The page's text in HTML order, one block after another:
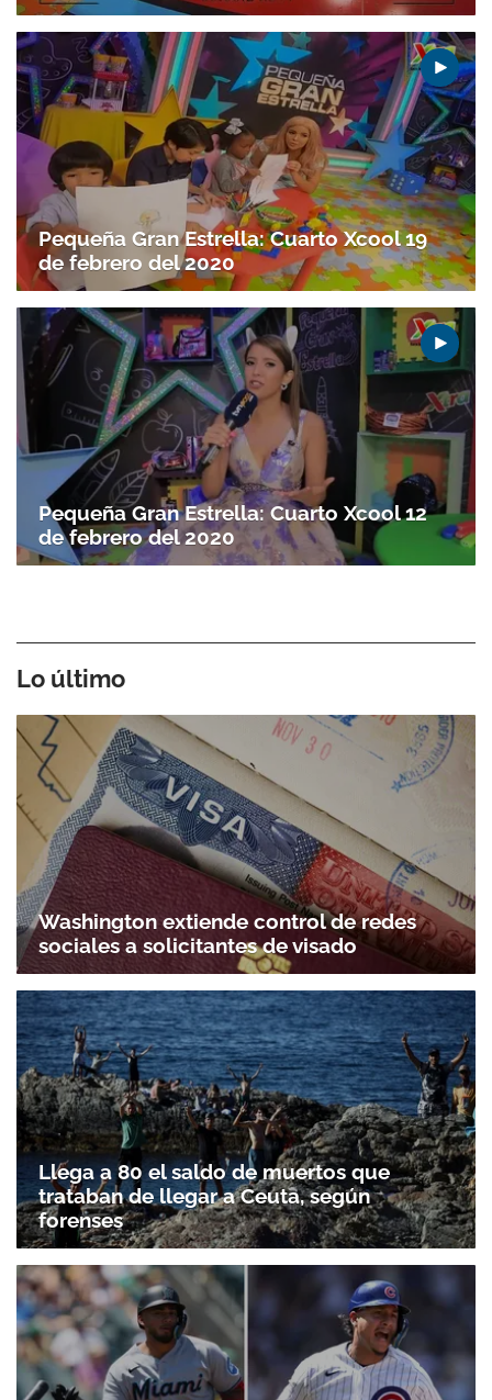
Gracias por suscribirte a nuestro boletín.
ACEPTAR
Pequeña Gran Estrella: Cuarto Xcool 19
de febrero del 2020
Pequeña Gran Estrella: Cuarto Xcool 12
de febrero del 2020
Lo último
Washington extiende control de redes
sociales a solicitantes de visado
Llega a 80 el saldo de muertos que
trataban de llegar a Ceuta, según
forenses